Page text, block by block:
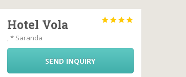
Hotel Vola 
, * Saranda
SEND INQUIRY